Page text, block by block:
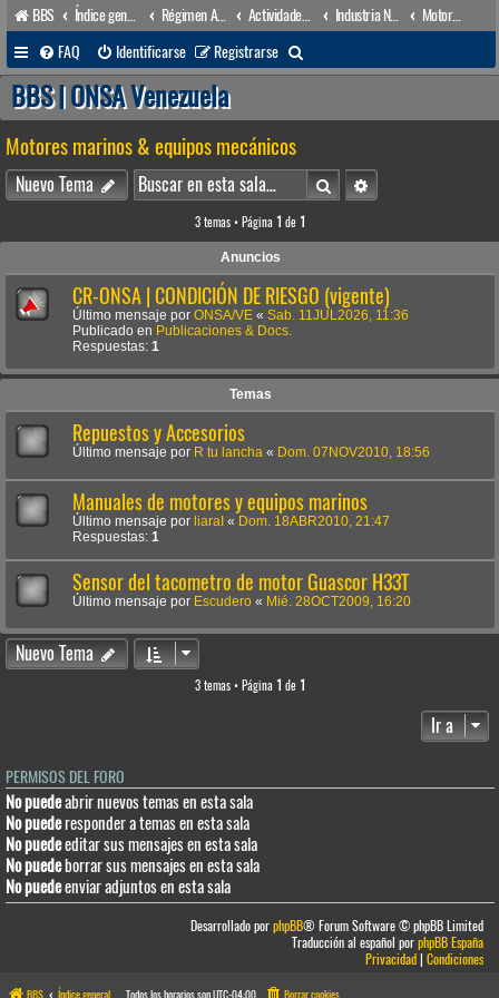
BBS Índice general Régimen Acuático venezolano Actividades conexas Industria Naval
Motores marinos & equipos mecánicos
FAQ
Identificarse Registrarse
u
a
r
BBS | ONSA Venezuela
Motores marinos & equipos mecánicos
Nuevo Tema BuscarBúsqueda avanzada
3 temas • Página 1 de 1
Anuncios
CR-ONSA | CONDICIÓN DE RIESGO (vigente)
Último mensaje por ONSA/VE « Sab. 11JUL2026, 11:36
Publicado en Publicaciones & Docs.
Respuestas: 1
Temas
Repuestos y Accesorios
Último mensaje por R tu lancha « Dom. 07NOV2010, 18:56
Manuales de motores y equipos marinos
Último mensaje por liaraI « Dom. 18ABR2010, 21:47
Respuestas: 1
Sensor del tacometro de motor Guascor H33T
Último mensaje por Escudero « Mié. 28OCT2009, 16:20
Nuevo Tema
3 temas • Página 1 de 1
Ir a
PERMISOS DEL FORO
No puedeabrir nuevos temas en esta sala
No puederesponder a temas en esta sala
No puedeeditar sus mensajes en esta sala
No puedeborrar sus mensajes en esta sala
No puedeenviar adjuntos en esta sala
Desarrollado porphpBB® Forum Software © phpBB Limited
Traducción al español porphpBB España
Privacidad|Condiciones
BBS Índice general Todos los horarios sonUTC-04:00 Borrar cookies